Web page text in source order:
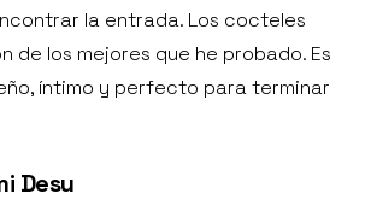
la entrada. Los cocteles
de los mejores que he probado. Es
íntimo y perfecto para terminar
Desu